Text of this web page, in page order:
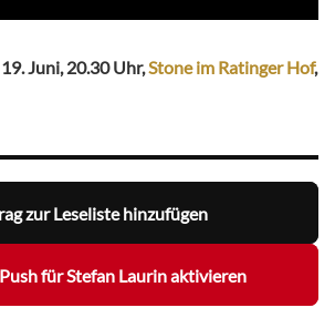
Juni, 20.30 Uhr,Stone im Ratinger Hof,
zur Leseliste hinzufügen
für Stefan Laurin aktivieren